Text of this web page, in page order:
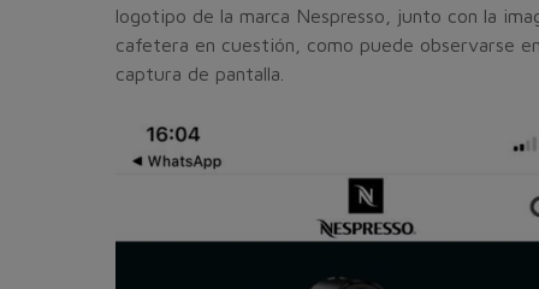
logotipo de la marca Nespresso, junto con la
cafetera en cuestión, como puede observarse
captura de pantalla.